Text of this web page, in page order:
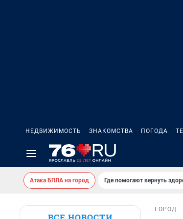
НЕДВИЖИМОСТЬ ЗНАКОМСТВА ПОГОДА
Атака БПЛА на город Где помогают вернуть
ГОРОД